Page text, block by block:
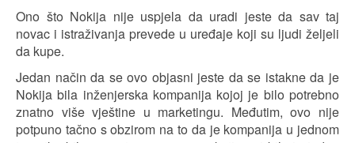
Ono što Nokija nije uspjela da uradi jeste da sav taj
novac i istraživanja prevede u uređaje koji su ljudi željeli
da kupe.
Jedan način da se ovo objasni jeste da se istakne da je
Nokija bila inženjerska kompanija kojoj je bilo potrebno
znatno više vještine u marketingu. Međutim, ovo nije
potpuno tačno s obzirom na to da je kompanija u jednom